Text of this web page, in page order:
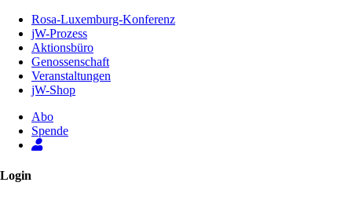
Inhalt
Seite
Rosa-Luxemburg-Konferenz
jW-Prozess
Aktionsbüro
Genossenschaft
Veranstaltungen
jW-Shop
Abo
Spende
Login